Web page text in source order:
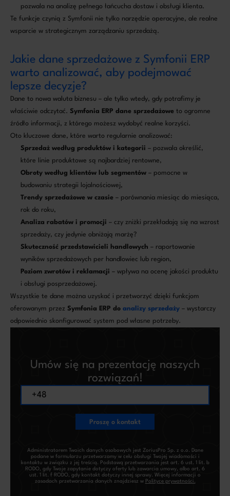
pozwala na analizę pełnego łańcucha dostaw i obsługi klienta.
Te funkcje czynią z Symfonii nie tylko narzędzie operacyjne, ale realne
wsparcie w strategicznym zarządzaniu sprzedażą.
Jakie dane sprzedażowe z Symfonii ERP
warto analizować, aby podejmować
lepsze decyzje?
Dane to nowa waluta biznesu – ale tylko wtedy, gdy potrafimy je
właściwie odczytać. Symfonia ERP dane sprzedażowe to ogromne
źródło informacji, z którego możesz wydobyć realne korzyści.
Oto kluczowe dane, które warto regularnie analizować:
Sprzedaż według produktów i kategorii – pozwala określić,
które linie produktowe są najbardziej rentowne,
Obroty według klientów lub segmentów – pomocne w
budowaniu strategii lojalnościowej,
Trendy sprzedażowe w czasie – porównania miesiąc do miesiąca,
rok do roku,
Analiza rabatów i promocji – czy zniżki przekładają się na wzrost
sprzedaży, czy jedynie obniżają marżę?
Skuteczność przedstawicieli handlowych – raportowanie
wyników sprzedażowych per handlowiec lub region,
Poziom zwrotów i reklamacji – wpływa na ocenę jakości produktu
i obsługi posprzedażowej.
Wszystkie te dane można uzyskać i przetworzyć dzięki funkcjom
oferowanym przez Symfonia ERP do analizy sprzedaży – wystarczy
odpowiednio skonfigurować system pod własne potrzeby.
Umów się na prezentację naszych
rozwiązań!
Proszę o kontakt
Administratorem Twoich danych osobowych jest ZoriusPro Sp. z o.o. Dane
podane w formularzu przetwarzamy w celu obsługi Twojej wiadomości i
kontaktu w związku z jej treścią. Podstawą przetwarzania jest art. 6 ust. 1 lit. b
RODO, gdy Twoje zapytanie dotyczy oferty lub zawarcia umowy, albo art. 6
ust. 1 lit. f RODO, gdy kontakt dotyczy innej sprawy. Więcej informacji o
zasadach przetwarzania danych znajdziesz w Polityce prywatności.